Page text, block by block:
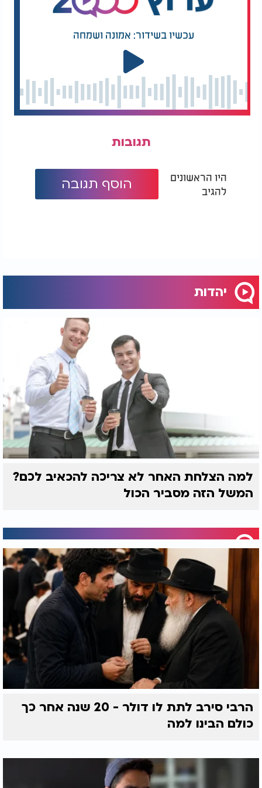
עכשיו בשידור: אמונה ושמחה
תגובות
היו הראשונים
להגיב
הוסף תגובה
יהדות
למה הצלחת האחר לא צריכה להכאיב לכם?
המשל הזה מסביר הכול
הרבי סירב לתת לו דולר - 20 שנה אחר כך
כולם הבינו למה